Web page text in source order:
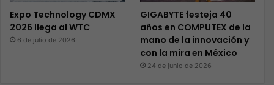
Expo Technology CDMX
2026 llega al WTC
6 de julio de 2026
GIGABYTE festeja 40
años en COMPUTEX de la
mano de la innovación y
con la mira en México
24 de junio de 2026